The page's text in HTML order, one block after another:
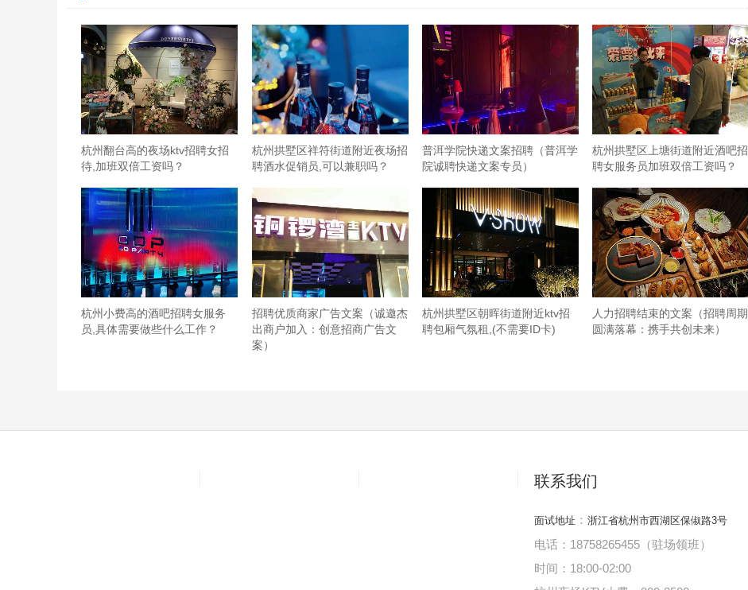
杭州翻台高的夜场ktv招聘女招
待,加班双倍工资吗？
杭州拱墅区祥符街道附近夜场招
聘酒水促销员,可以兼职吗？
普洱学院快递文案招聘（普洱学
院诚聘快递文案专员）
杭州拱墅区上塘街道附近酒吧招
聘女服务员加班双倍工资吗？
杭州小费高的酒吧招聘女服务
员,具体需要做些什么工作？
招聘优质商家广告文案（诚邀杰
出商户加入：创意招商广告文
案）
杭州拱墅区朝晖街道附近ktv招
聘包厢气氛租,(不需要ID卡)
人力招聘结束的文案（招聘周期
圆满落幕：携手共创未来）
联系我们
面试地址 ： 浙江省杭州市西湖区保俶路3号
电话：18758265455（驻场领班）
时间：18:00-02:00